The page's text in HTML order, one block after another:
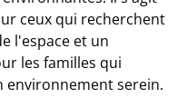
ceux qui recherchent
l'espace et un
les familles qui
environnement serein.